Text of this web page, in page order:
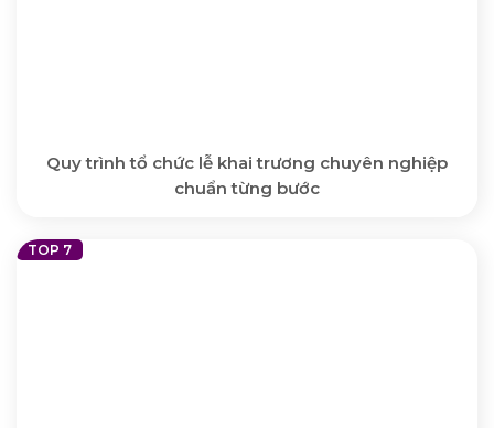
Quy trình tổ chức lễ khai trương chuyên nghiệp
chuẩn từng bước